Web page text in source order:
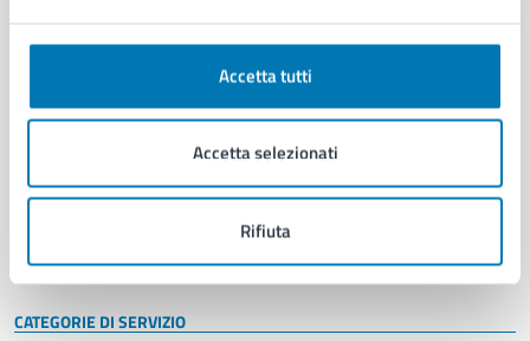
Accetta tutti
Accetta selezionati
Rifiuta
Organi di governo
Enti e fondazioni
Personale amministrativo
Intranet, posta aziendale e protocollo
CATEGORIE DI SERVIZIO